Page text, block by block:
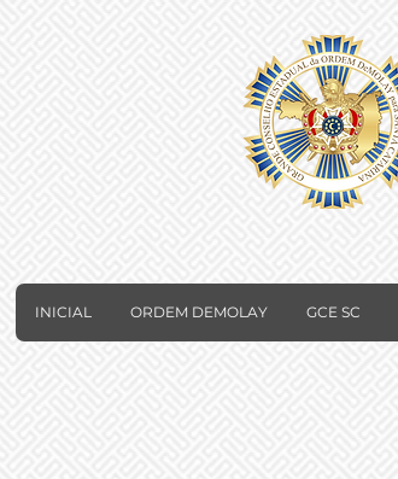
INICIAL ORDEM DEMOLAY GCE SC